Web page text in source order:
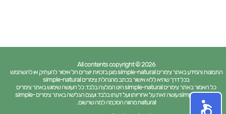
All contents copyright © 2026
התמונות והמידע באתר צימרים simple-natural מוגן בזכויות יוצרים חל איסור להעתיק או להשתמש
בכל דרך שהיא ללא אישור בכתב מהנהלת צימרים simple-natural
כל האמור באתר צימרים simple-natural הינו המלצה בלבד. כל העושה שימוש באתר צימרים
simple-natural עושה זאת על אחריותו ועל דעתו בלבד. ועצם הגלישה באתר צימרים simple-
natural מהווה הסכמה למה שרשום .